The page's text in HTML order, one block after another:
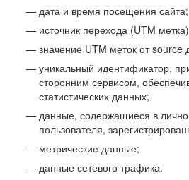
дата и время посещения сайта;
источник перехода (UTM
значение UTM меток от source
уникальный идентификатор,
сторонним сервисом,
статистических данных;
данные, содержащиеся в
пользователя,
метрические данные;
данные сетевого трафика.